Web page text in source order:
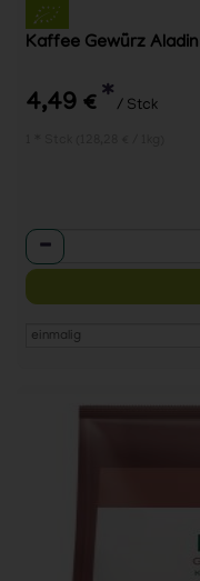
Kaffee Gewürz
4,49 € * / Stck
Anzahl